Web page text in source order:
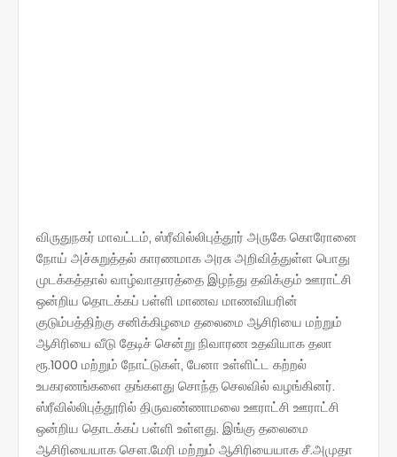
விருதுநகர் மாவட்டம், ஸ்ரீவில்லிபுத்தூர் அருகே கொரோனை
நோய் அச்சுறுத்தல் காரணமாக அரசு அறிவித்துள்ள பொது
முடக்கத்தால் வாழ்வாதாரத்தை இழந்து தவிக்கும் ஊராட்சி
ஒன்றிய தொடக்கப் பள்ளி மாணவ மாணவியரின்
குடும்பத்திற்கு சனிக்கிழமை தலைமை ஆசிரியை மற்றும்
ஆசிரியை வீடு தேடிச் சென்று நிவாரண உதவியாக தலா
ரூ.1000 மற்றும் நோட்டுகள், பேனா உள்ளிட்ட கற்றல்
உபகரணங்களை தங்களது சொந்த செலவில் வழங்கினர்.
ஸ்ரீவில்லிபுத்தூரில் திருவண்ணாமலை ஊராட்சி ஊராட்சி
ஒன்றிய தொடக்கப் பள்ளி உள்ளது. இங்கு தலைமை
ஆசிரியையாக சௌ.மேரி மற்றும் ஆசிரியையாக சீ.அமுதா